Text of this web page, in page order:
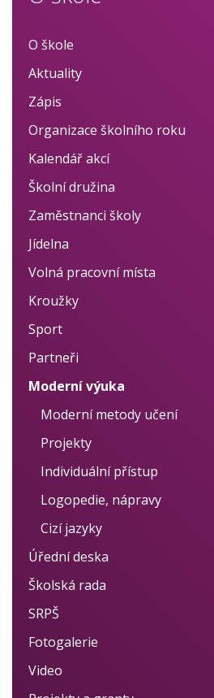
O škole
Aktuality
Zápis
Organizace školního roku
Kalendář akcí
Školní družina
Provoz
Fotogalerie
Dokumenty
BELLhop systém
Zaměstnanci školy
Jídelna
Volná pracovní místa
Kroužky
Přehled kroužků
Sport
Plán akcí
Výsledky
Partneři
Moderní výuka
Moderní metody učení
Projekty
Individuální přístup
Logopedie, nápravy
Cizí jazyky
Úřední deska
Úřední deska
Školní vzdělávací program
Školní řád
Výroční zprávy
Školská rada
SRPŠ
Fotogalerie
Video